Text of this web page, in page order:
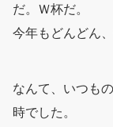
だ。Ｗ杯だ。
今年もどんどん
なんて、いつも
時でした。